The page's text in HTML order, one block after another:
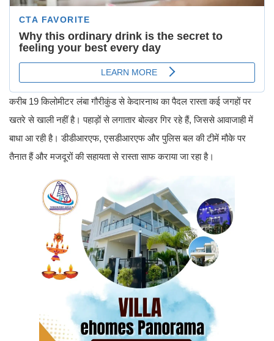
करीब 19 किलोमीटर लंबा गौरीकुंड से केदारनाथ का पैदल रास्ता कई जगहों पर
खतरे से खाली नहीं है। पहाड़ों से लगातार बोल्डर गिर रहे हैं, जिससे आवाजाही में
बाधा आ रही है। डीडीआरएफ, एसडीआरएफ और पुलिस बल की टीमें मौके पर
तैनात हैं और मजदूरों की सहायता से रास्ता साफ कराया जा रहा है।